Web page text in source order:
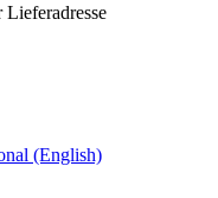
Lieferadresse
(English)